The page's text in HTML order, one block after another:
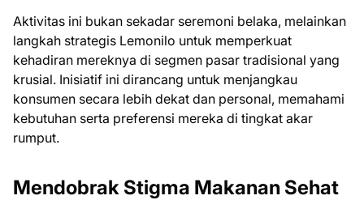
Aktivitas ini bukan sekadar seremoni belaka, melainkan
langkah strategis Lemonilo untuk memperkuat
kehadiran mereknya di segmen pasar tradisional yang
krusial. Inisiatif ini dirancang untuk menjangkau
konsumen secara lebih dekat dan personal, memahami
kebutuhan serta preferensi mereka di tingkat akar
rumput.
Mendobrak Stigma Makanan Sehat